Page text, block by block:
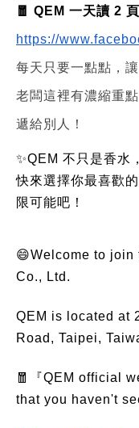
🧧 QEM 一天讀 2
https://
每天只要一點點，
老闆這裡有濃縮重
遞給別人！
✨QEM 不只是香水
快來選擇你最喜歡
限可能吧！
😄Welcome to
Co., Ltd.
QEM is located at
Road, Taipei,
🧧『QEM official
that you haven't